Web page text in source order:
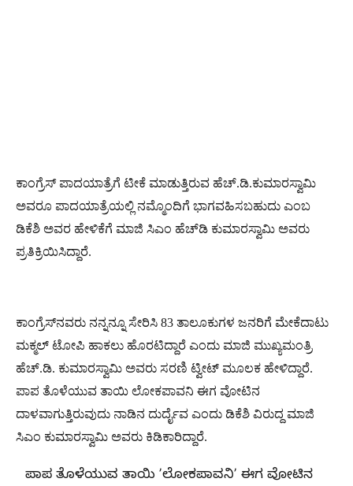
ಕಾಂಗ್ರೆಸ್​​ ಪಾದಯಾತ್ರೆಗೆ ಟೀಕೆ ಮಾಡುತ್ತಿರುವ ಹೆಚ್.ಡಿ.ಕುಮಾರಸ್ವಾಮಿ
ಅವರೂ ಪಾದಯಾತ್ರೆಯಲ್ಲಿ ನಮ್ಮೊಂದಿಗೆ ಭಾಗವಹಿಸಬಹುದು ಎಂಬ
ಡಿಕೆಶಿ ಅವರ ಹೇಳಿಕೆಗೆ ಮಾಜಿ ಸಿಎಂ ಹೆಚ್​​​ಡಿ ಕುಮಾರಸ್ವಾಮಿ ಅವರು
ಪ್ರತಿಕ್ರಿಯಿಸಿದ್ದಾರೆ.
ಕಾಂಗ್ರೆಸ್​​​ನವರು ನನ್ನನ್ನೂ ಸೇರಿಸಿ 83 ತಾಲೂಕುಗಳ ಜನರಿಗೆ ಮೇಕೆದಾಟು
ಮಕ್ಮಲ್ ಟೋಪಿ ಹಾಕಲು ಹೊರಟಿದ್ದಾರೆ ಎಂದು ಮಾಜಿ ಮುಖ್ಯಮಂತ್ರಿ
ಹೆಚ್​.ಡಿ. ಕುಮಾರಸ್ವಾಮಿ ಅವರು ಸರಣಿ ಟ್ವೀಟ್​ ಮೂಲಕ ಹೇಳಿದ್ದಾರೆ.
ಪಾಪ ತೊಳೆಯುವ ತಾಯಿ ಲೋಕಪಾವನಿ ಈಗ ವೋಟಿನ
ದಾಳವಾಗುತ್ತಿರುವುದು ನಾಡಿನ ದುರ್ದೈವ ಎಂದು ಡಿಕೆಶಿ ವಿರುದ್ದ ಮಾಜಿ
ಸಿಎಂ ಕುಮಾರಸ್ವಾಮಿ ಅವರು ಕಿಡಿಕಾರಿದ್ದಾರೆ.
ಪಾಪ ತೊಳೆಯುವ ತಾಯಿ ʼಲೋಕಪಾವನಿʼ ಈಗ ವೋಟಿನ